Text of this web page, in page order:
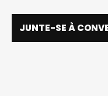
JUNTE-SE À